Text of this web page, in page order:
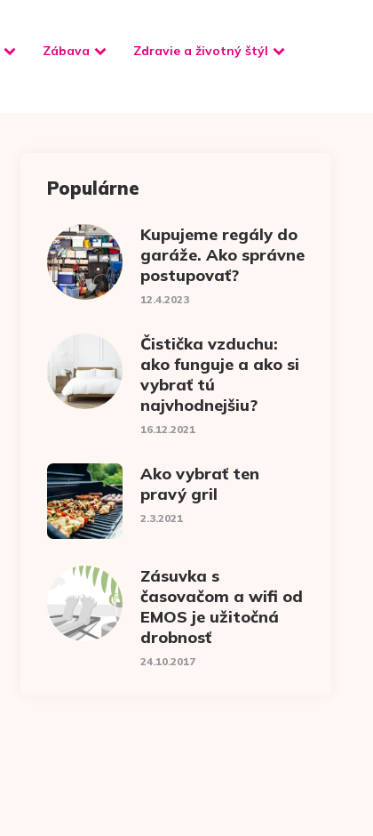
Zábava Zdravie a životný štýl
Populárne
Kupujeme regály do
garáže. Ako správne
postupovať?
12.4.2023
Čistička vzduchu:
ako funguje a ako si
vybrať tú
najvhodnejšiu?
16.12.2021
Ako vybrať ten
pravý gril
2.3.2021
Zásuvka s
časovačom a wifi od
EMOS je užitočná
drobnosť
24.10.2017